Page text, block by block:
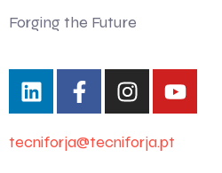
Forging the Future
tecniforja@tecniforja.pt